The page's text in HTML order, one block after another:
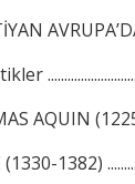
AQUIN (1225-
1382)